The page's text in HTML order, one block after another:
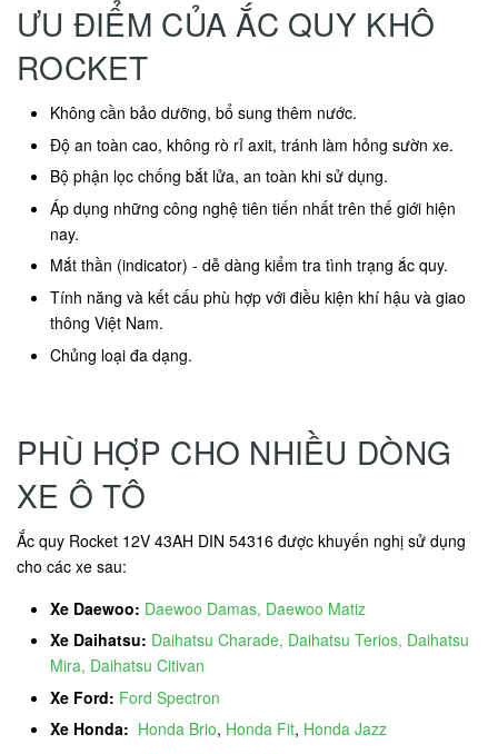
ƯU ĐIỂM CỦA ẮC QUY KHÔ
ROCKET
Không cần bảo dưỡng, bổ sung thêm nước.
Độ an toàn cao, không rò rỉ axit, tránh làm hỏng sườn xe.
Bộ phận lọc chống bắt lửa, an toàn khi sử dụng.
Áp dụng những công nghệ tiên tiến nhất trên thế giới hiện
nay.
Mắt thần (indicator) - dễ dàng kiểm tra tình trạng ắc quy.
Tính năng và kết cấu phù hợp với điều kiện khí hậu và giao
thông Việt Nam.
Chủng loại đa dạng.
PHÙ HỢP CHO NHIỀU DÒNG
XE Ô TÔ
Ắc quy Rocket 12V 43AH DIN 54316 được khuyến nghị sử dụng
cho các xe sau:
Xe Daewoo: Daewoo Damas, Daewoo Matiz
Xe Daihatsu: Daihatsu Charade, Daihatsu Terios, Daihatsu
Mira, Daihatsu Citivan
Xe Ford: Ford Spectron
Xe Honda: Honda Brio, Honda Fit, Honda Jazz